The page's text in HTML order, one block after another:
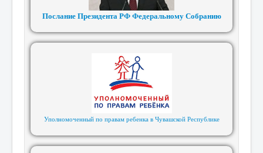
Послание Президента РФ Федеральному Собранию
Уполномоченный по правам ребенка в Чувашской Республике